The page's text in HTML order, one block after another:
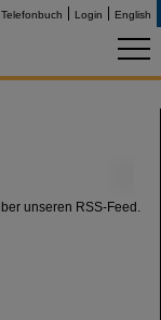
Telefonbuch Login English
unseren RSS-Feed.